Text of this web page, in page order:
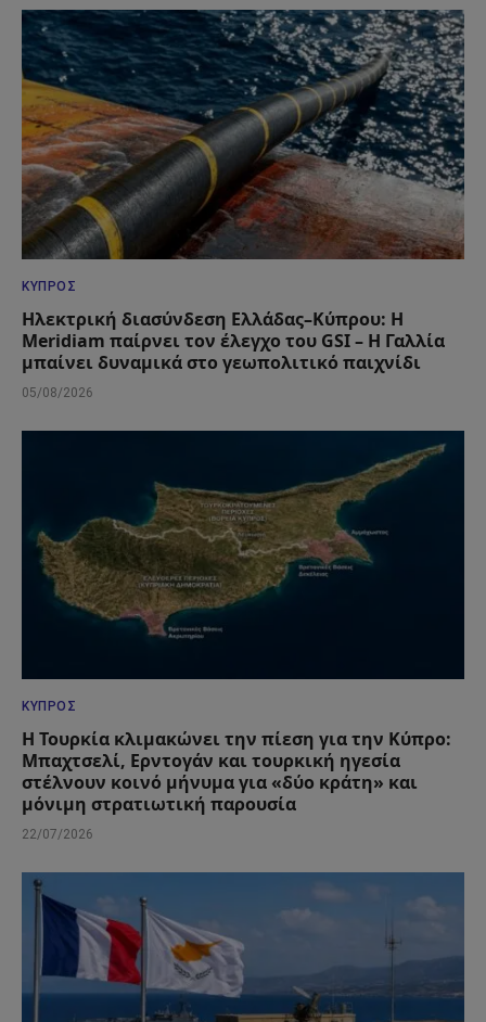
ΚΎΠΡΟΣ
Ηλεκτρική διασύνδεση Ελλάδας–Κύπρου: Η
Meridiam παίρνει τον έλεγχο του GSI – Η Γαλλία
μπαίνει δυναμικά στο γεωπολιτικό παιχνίδι
05/08/2026
ΚΎΠΡΟΣ
Η Τουρκία κλιμακώνει την πίεση για την Κύπρο:
Μπαχτσελί, Ερντογάν και τουρκική ηγεσία
στέλνουν κοινό μήνυμα για «δύο κράτη» και
μόνιμη στρατιωτική παρουσία
22/07/2026